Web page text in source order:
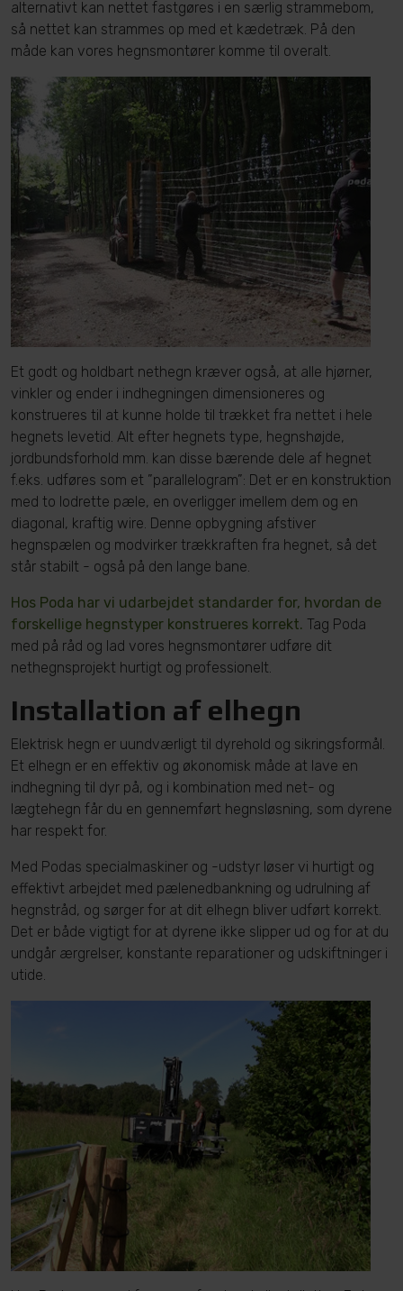
alternativt kan nettet fastgøres i en særlig strammebom,
så nettet kan strammes op med et kædetræk. På den
måde kan vores hegnsmontører komme til overalt.
Et godt og holdbart nethegn kræver også, at alle hjørner,
vinkler og ender i indhegningen dimensioneres og
konstrueres til at kunne holde til trækket fra nettet i hele
hegnets levetid. Alt efter hegnets type, hegnshøjde,
jordbundsforhold mm. kan disse bærende dele af hegnet
f.eks. udføres som et ”parallelogram”: Det er en konstruktion
med to lodrette pæle, en overligger imellem dem og en
diagonal, kraftig wire. Denne opbygning afstiver
hegnspælen og modvirker trækkraften fra hegnet, så det
står stabilt - også på den lange bane.
Hos Poda har vi udarbejdet standarder for, hvordan de
forskellige hegnstyper konstrueres korrekt. Tag Poda
med på råd og lad vores hegnsmontører udføre dit
nethegnsprojekt hurtigt og professionelt.
Installation af elhegn
Elektrisk hegn er uundværligt til dyrehold og sikringsformål.
Et elhegn er en effektiv og økonomisk måde at lave en
indhegning til dyr på, og i kombination med net- og
lægtehegn får du en gennemført hegnsløsning, som dyrene
har respekt for.
Med Podas specialmaskiner og -udstyr løser vi hurtigt og
effektivt arbejdet med pælenedbankning og udrulning af
hegnstråd, og sørger for at dit elhegn bliver udført korrekt.
Det er både vigtigt for at dyrene ikke slipper ud og for at du
undgår ærgrelser, konstante reparationer og udskiftninger i
utide.